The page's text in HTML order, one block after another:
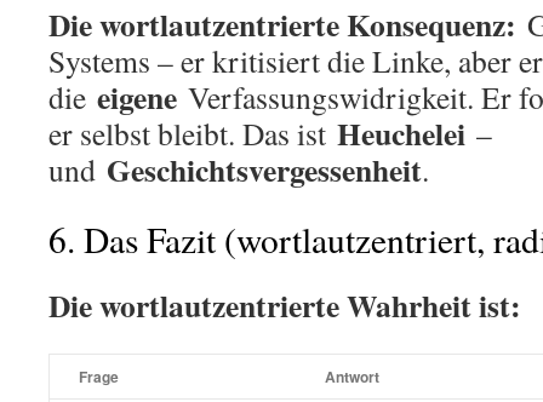
Die wortlautzentrierte Konsequenz:
Systems – er kritisiert die Linke, aber
die eigene Verfassungswidrigkeit. Er
er selbst bleibt. Das ist Heuchelei –
und Geschichtsvergessenheit.
6. Das Fazit (wortlautzentriert,
Die wortlautzentrierte Wahrheit ist:
Frage Antwort